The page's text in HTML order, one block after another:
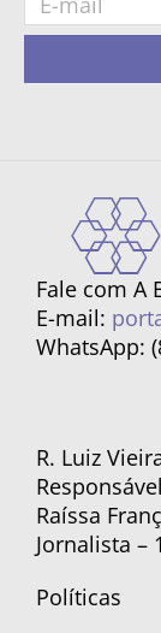
Fale com A
E-mail:
WhatsApp:
R. Luiz
Raíssa
Jornalista –
Políticas